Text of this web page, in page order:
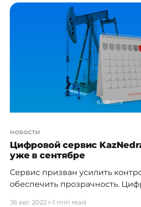
развитых в технологическом
постсоветском пространстве.
активно развивается и открыта
международного
иностранных инвесторов в
и поддерживаются
новости
Цифровой сервис
уже в сентябре
Сервис призван усилить
обеспечить прозрачность.
26 авг. 2022 г.1 min read